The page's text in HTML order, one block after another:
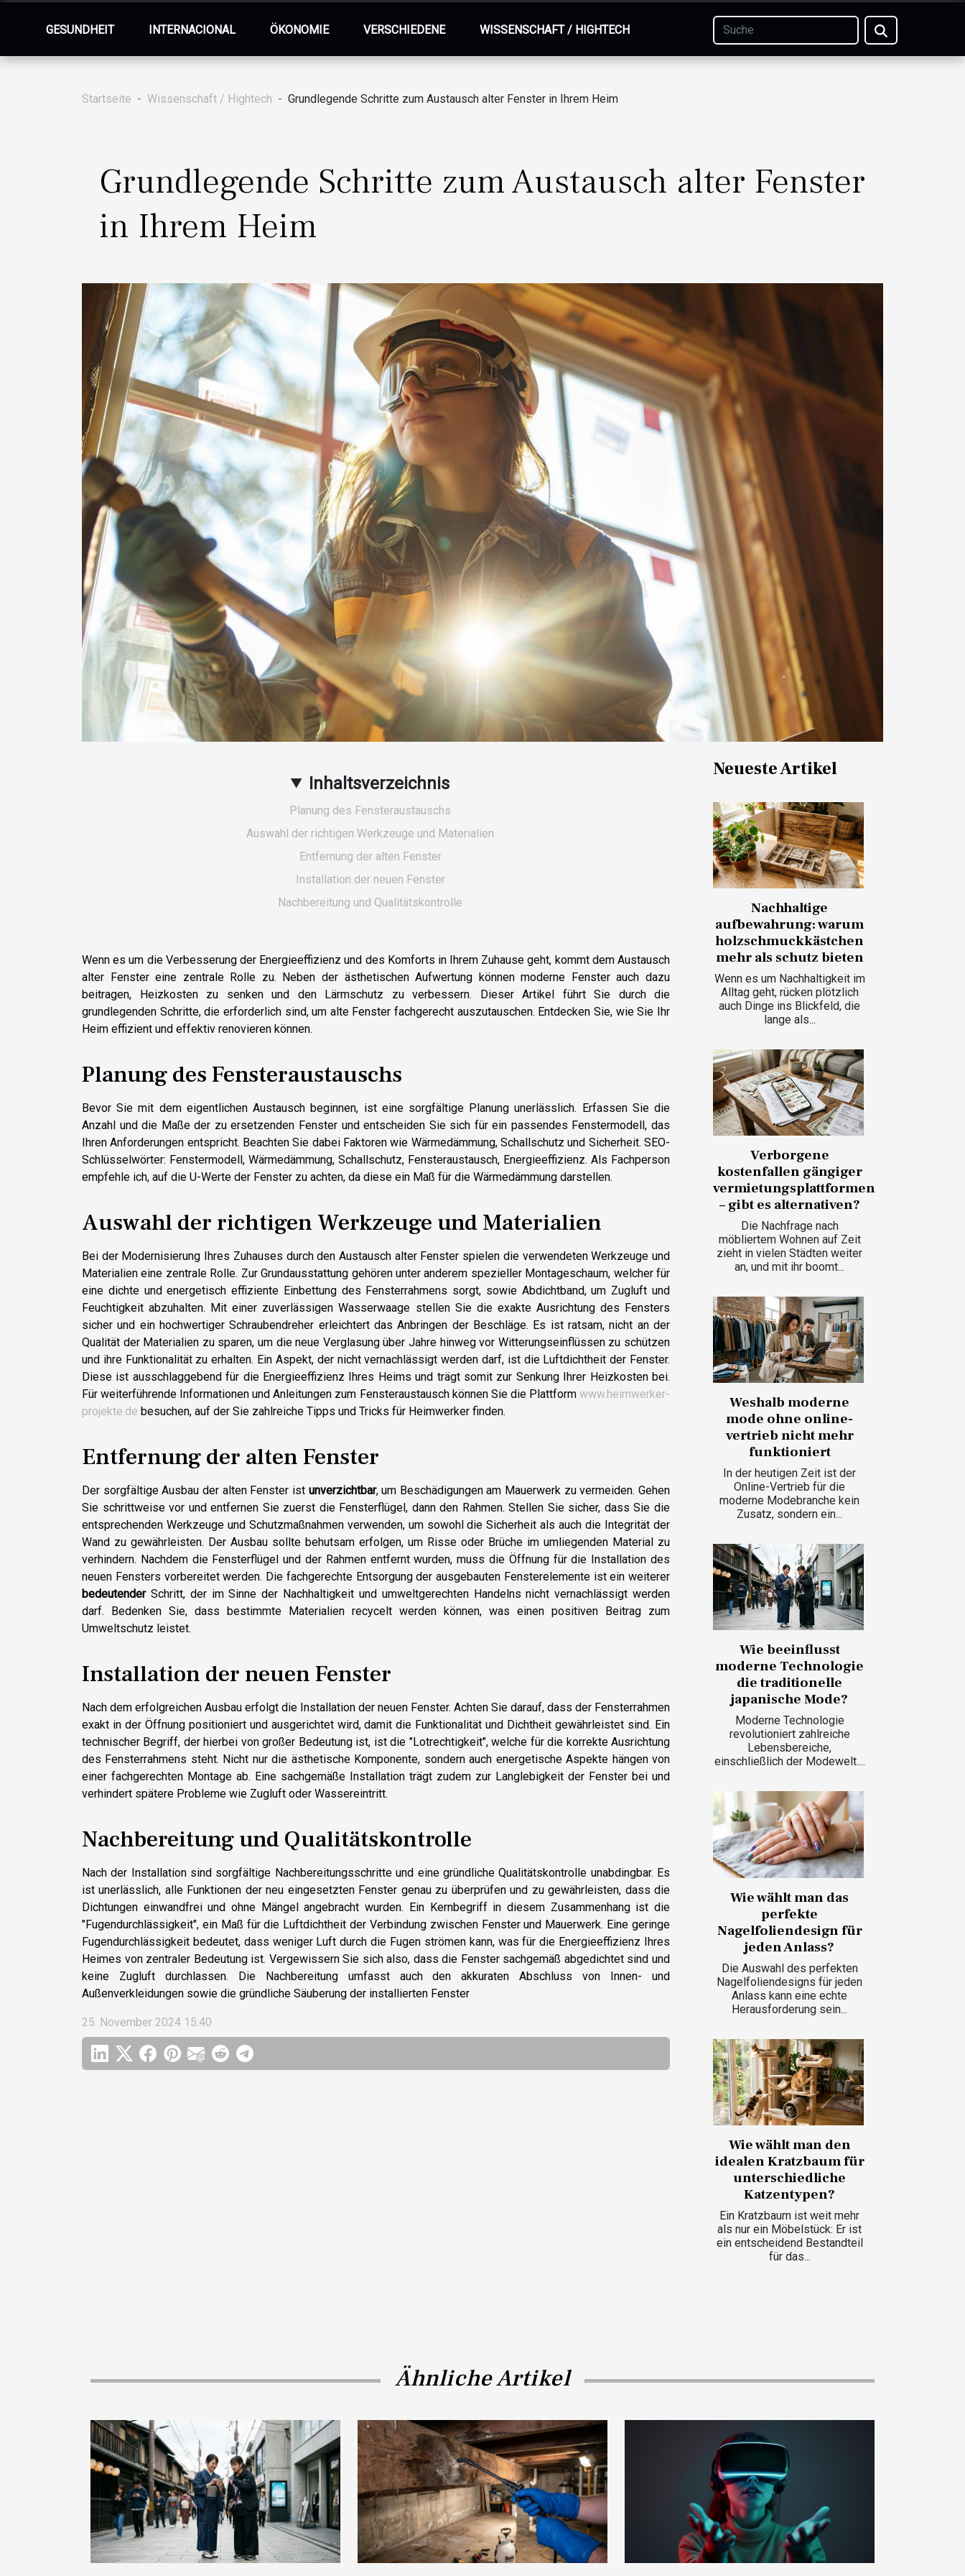
GESUNDHEIT INTERNACIONAL ÖKONOMIE VERSCHIEDENE WISSENSCHAFT / HIGHTECH
Startseite Wissenschaft / Hightech Grundlegende Schritte zum Austausch alter Fenster in Ihrem Heim
Grundlegende Schritte zum Austausch alter Fenster
in Ihrem Heim
Inhaltsverzeichnis
Planung des Fensteraustauschs
Auswahl der richtigen Werkzeuge und Materialien
Entfernung der alten Fenster
Installation der neuen Fenster
Nachbereitung und Qualitätskontrolle
Wenn es um die Verbesserung der Energieeffizienz und des Komforts in Ihrem Zuhause geht, kommt dem Austausch
alter Fenster eine zentrale Rolle zu. Neben der ästhetischen Aufwertung können moderne Fenster auch dazu
beitragen, Heizkosten zu senken und den Lärmschutz zu verbessern. Dieser Artikel führt Sie durch die
grundlegenden Schritte, die erforderlich sind, um alte Fenster fachgerecht auszutauschen. Entdecken Sie, wie Sie Ihr
Heim effizient und effektiv renovieren können.
Planung des Fensteraustauschs
Bevor Sie mit dem eigentlichen Austausch beginnen, ist eine sorgfältige Planung unerlässlich. Erfassen Sie die
Anzahl und die Maße der zu ersetzenden Fenster und entscheiden Sie sich für ein passendes Fenstermodell, das
Ihren Anforderungen entspricht. Beachten Sie dabei Faktoren wie Wärmedämmung, Schallschutz und Sicherheit. SEO-
Schlüsselwörter: Fenstermodell, Wärmedämmung, Schallschutz, Fensteraustausch, Energieeffizienz. Als Fachperson
empfehle ich, auf die U-Werte der Fenster zu achten, da diese ein Maß für die Wärmedämmung darstellen.
Auswahl der richtigen Werkzeuge und Materialien
Bei der Modernisierung Ihres Zuhauses durch den Austausch alter Fenster spielen die verwendeten Werkzeuge und
Materialien eine zentrale Rolle. Zur Grundausstattung gehören unter anderem spezieller Montageschaum, welcher für
eine dichte und energetisch effiziente Einbettung des Fensterrahmens sorgt, sowie Abdichtband, um Zugluft und
Feuchtigkeit abzuhalten. Mit einer zuverlässigen Wasserwaage stellen Sie die exakte Ausrichtung des Fensters
sicher und ein hochwertiger Schraubendreher erleichtert das Anbringen der Beschläge. Es ist ratsam, nicht an der
Qualität der Materialien zu sparen, um die neue Verglasung über Jahre hinweg vor Witterungseinflüssen zu schützen
und ihre Funktionalität zu erhalten. Ein Aspekt, der nicht vernachlässigt werden darf, ist die Luftdichtheit der Fenster.
Diese ist ausschlaggebend für die Energieeffizienz Ihres Heims und trägt somit zur Senkung Ihrer Heizkosten bei.
Für weiterführende Informationen und Anleitungen zum Fensteraustausch können Sie die Plattform www.heimwerker-
projekte.de besuchen, auf der Sie zahlreiche Tipps und Tricks für Heimwerker finden.
Entfernung der alten Fenster
Der sorgfältige Ausbau der alten Fenster ist unverzichtbar, um Beschädigungen am Mauerwerk zu vermeiden. Gehen
Sie schrittweise vor und entfernen Sie zuerst die Fensterflügel, dann den Rahmen. Stellen Sie sicher, dass Sie die
entsprechenden Werkzeuge und Schutzmaßnahmen verwenden, um sowohl die Sicherheit als auch die Integrität der
Wand zu gewährleisten. Der Ausbau sollte behutsam erfolgen, um Risse oder Brüche im umliegenden Material zu
verhindern. Nachdem die Fensterflügel und der Rahmen entfernt wurden, muss die Öffnung für die Installation des
neuen Fensters vorbereitet werden. Die fachgerechte Entsorgung der ausgebauten Fensterelemente ist ein weiterer
bedeutenderSchritt, der im Sinne der Nachhaltigkeit und umweltgerechten Handelns nicht vernachlässigt werden
darf. Bedenken Sie, dass bestimmte Materialien recycelt werden können, was einen positiven Beitrag zum
Umweltschutz leistet.
Installation der neuen Fenster
Nach dem erfolgreichen Ausbau erfolgt die Installation der neuen Fenster. Achten Sie darauf, dass der Fensterrahmen
exakt in der Öffnung positioniert und ausgerichtet wird, damit die Funktionalität und Dichtheit gewährleistet sind. Ein
technischer Begriff, der hierbei von großer Bedeutung ist, ist die "Lotrechtigkeit", welche für die korrekte Ausrichtung
des Fensterrahmens steht. Nicht nur die ästhetische Komponente, sondern auch energetische Aspekte hängen von
einer fachgerechten Montage ab. Eine sachgemäße Installation trägt zudem zur Langlebigkeit der Fenster bei und
verhindert spätere Probleme wie Zugluft oder Wassereintritt.
Nachbereitung und Qualitätskontrolle
Nach der Installation sind sorgfältige Nachbereitungsschritte und eine gründliche Qualitätskontrolle unabdingbar. Es
ist unerlässlich, alle Funktionen der neu eingesetzten Fenster genau zu überprüfen und zu gewährleisten, dass die
Dichtungen einwandfrei und ohne Mängel angebracht wurden. Ein Kernbegriff in diesem Zusammenhang ist die
"Fugendurchlässigkeit", ein Maß für die Luftdichtheit der Verbindung zwischen Fenster und Mauerwerk. Eine geringe
Fugendurchlässigkeit bedeutet, dass weniger Luft durch die Fugen strömen kann, was für die Energieeffizienz Ihres
Heimes von zentraler Bedeutung ist. Vergewissern Sie sich also, dass die Fenster sachgemäß abgedichtet sind und
keine Zugluft durchlassen. Die Nachbereitung umfasst auch den akkuraten Abschluss von Innen- und
Außenverkleidungen sowie die gründliche Säuberung der installierten Fenster
25. November 2024 15:40
Neueste Artikel
Nachhaltige
aufbewahrung: warum
holzschmuckkästchen
mehr als schutz bieten
Wenn es um Nachhaltigkeit im
Alltag geht, rücken plötzlich
auch Dinge ins Blickfeld, die
lange als...
Verborgene
kostenfallen gängiger
vermietungsplattformen
– gibt es alternativen?
Die Nachfrage nach
möbliertem Wohnen auf Zeit
zieht in vielen Städten weiter
an, und mit ihr boomt...
Weshalb moderne
mode ohne online-
vertrieb nicht mehr
funktioniert
In der heutigen Zeit ist der
Online-Vertrieb für die
moderne Modebranche kein
Zusatz, sondern ein...
Wie beeinflusst
moderne Technologie
die traditionelle
japanische Mode?
Moderne Technologie
revolutioniert zahlreiche
Lebensbereiche,
einschließlich der Modewelt....
Wie wählt man das
perfekte
Nagelfoliendesign für
jeden Anlass?
Die Auswahl des perfekten
Nagelfoliendesigns für jeden
Anlass kann eine echte
Herausforderung sein...
Wie wählt man den
idealen Kratzbaum für
unterschiedliche
Katzentypen?
Ein Kratzbaum ist weit mehr
als nur ein Möbelstück: Er ist
ein entscheidend Bestandteil
für das...
Ähnliche Artikel